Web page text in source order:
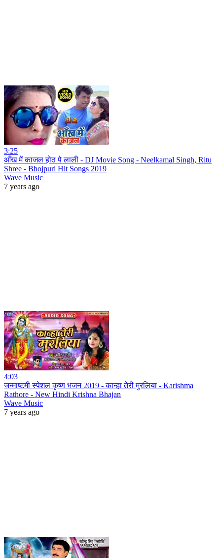
3:25
आँख में काजल होठ पे लाली - DJ Movie Song - Neelkamal Singh, Ritu
Shree - Bhojpuri Hit Songs 2019
Wave Music
7 years ago
4:03
जन्माष्टमी स्पेशल कृष्ण भजन 2019 - कान्हा तेरी मुरलिया - Karishma
Rathore - New Hindi Krishna Bhajan
Wave Music
7 years ago